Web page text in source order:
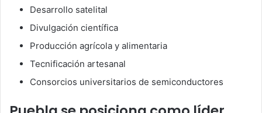
Desarrollo satelital
Divulgación científica
Producción agrícola y alimentaria
Tecnificación artesanal
Consorcios universitarios de semiconductores